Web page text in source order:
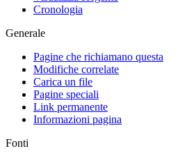
Cronologia
Generale
Pagine che richiamano questa
Modifiche correlate
Carica un file
Pagine speciali
Link permanente
Informazioni pagina
Fonti